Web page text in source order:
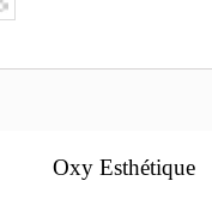
Oxy Esthétique